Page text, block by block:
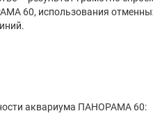
60, использования
аквариума ПАНОРАМА 60: